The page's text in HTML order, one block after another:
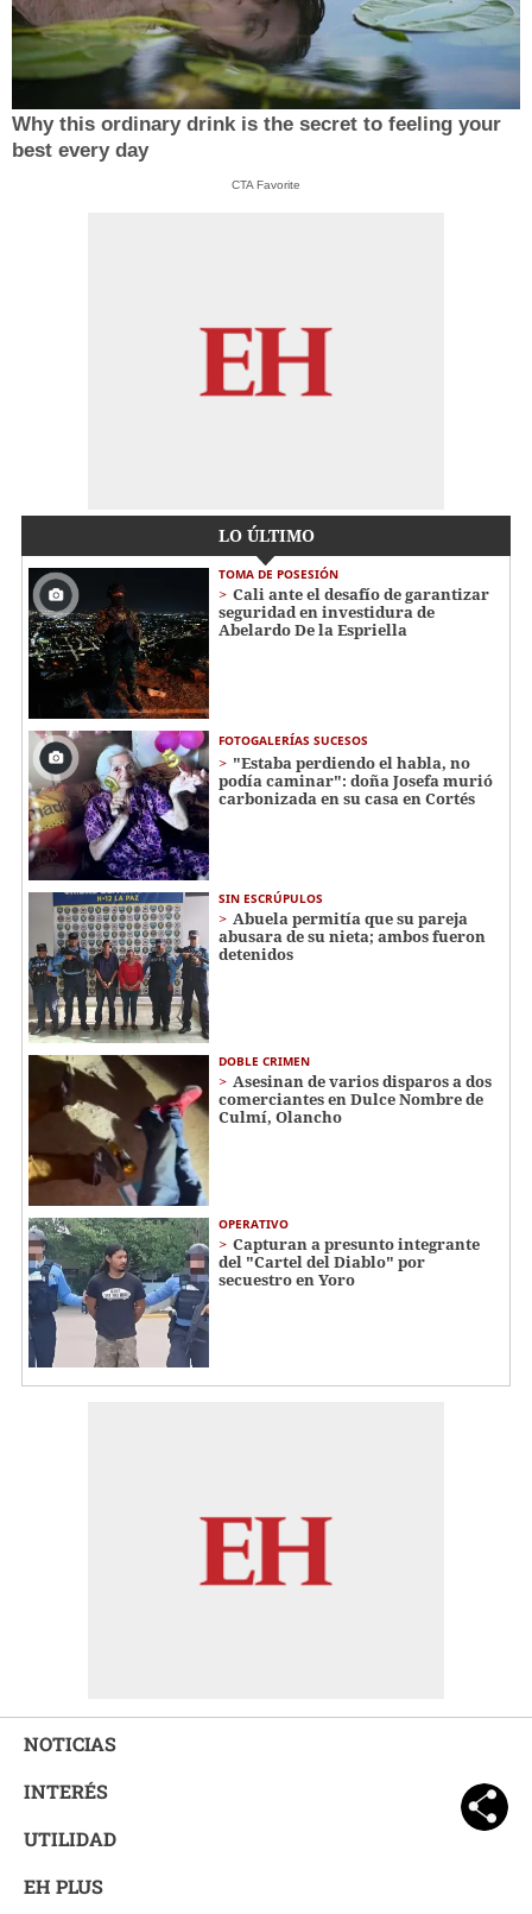
Why this ordinary drink is the secret to feeling your
best every day
CTA Favorite
LO ÚLTIMO
TOMA DE POSESIÓN
Cali ante el desafío de garantizar
seguridad en investidura de
Abelardo De la Espriella
FOTOGALERÍAS SUCESOS
"Estaba perdiendo el habla, no
podía caminar": doña Josefa murió
carbonizada en su casa en Cortés
SIN ESCRÚPULOS
Abuela permitía que su pareja
abusara de su nieta; ambos fueron
detenidos
DOBLE CRIMEN
Asesinan de varios disparos a dos
comerciantes en Dulce Nombre de
Culmí, Olancho
OPERATIVO
Capturan a presunto integrante
del "Cartel del Diablo" por
secuestro en Yoro
NOTICIAS
INTERÉS
UTILIDAD
EH PLUS